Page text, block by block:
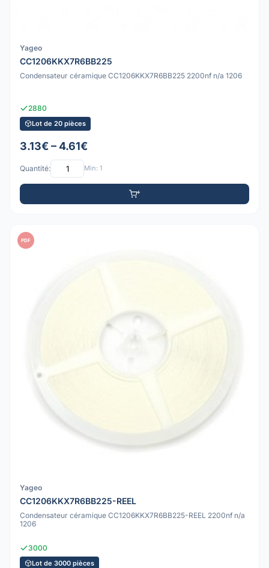
Yageo
CC1206KKX7R6BB225
Condensateur céramique CC1206KKX7R6BB225 2200nf n/a 1206
2880
Lot de 20 pièces
3.13€ – 4.61€
Quantité: Min: 1
PDF
Yageo
CC1206KKX7R6BB225-REEL
Condensateur céramique CC1206KKX7R6BB225-REEL 2200nf n/a
1206
3000
Lot de 3000 pièces